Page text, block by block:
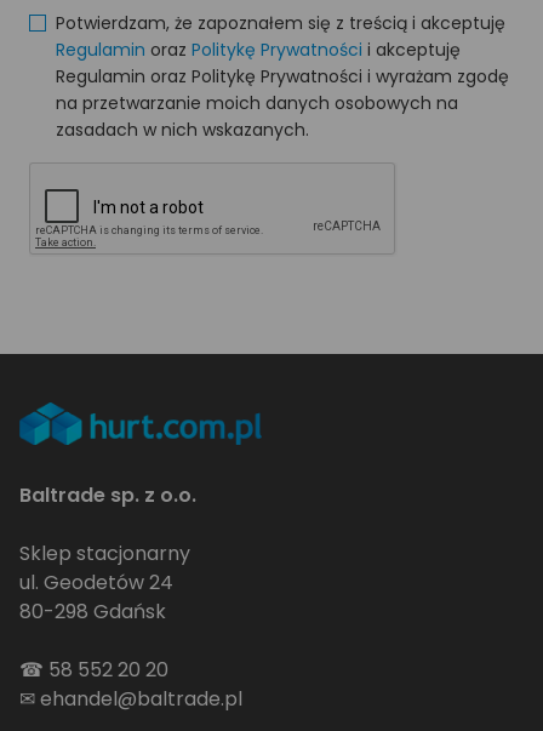
Potwierdzam, że zapoznałem się z treścią i akceptuję
Regulamin oraz Politykę Prywatności i akceptuję
Regulamin oraz Politykę Prywatności i wyrażam zgodę
na przetwarzanie moich danych osobowych na
zasadach w nich wskazanych.
Baltrade sp. z o.o.
Sklep stacjonarny
ul. Geodetów 24
80-298 Gdańsk
☎ 58 552 20 20
✉ehandel@baltrade.pl